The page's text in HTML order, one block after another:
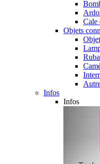
Cale
Objets
Infos
Infos